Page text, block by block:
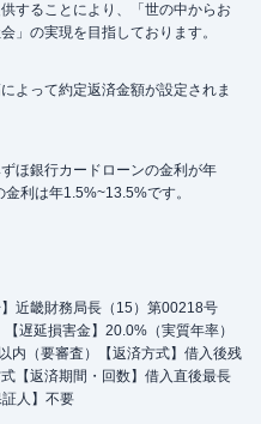
することにより、「世の中からお
」の実現を目指しております。
よって約定返済金額が設定されま
ほ銀行カードローンの金利が年
利は年1.5%~13.5%です。
近畿財務局長（15）第00218号
遅延損害金】20.0%（実質年率）
内（要審査）【返済方式】借入後残
【返済期間・回数】借入直後最長
人】不要